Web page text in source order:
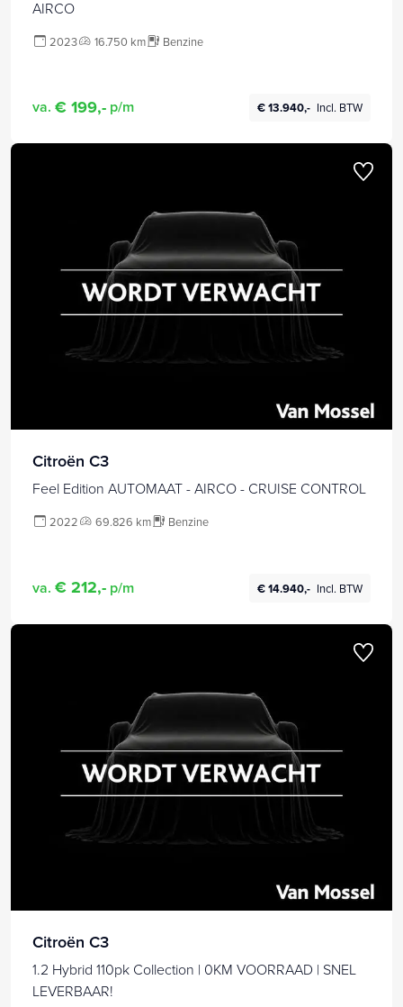
AIRCO
2023 16.750 km Benzine
va. € 199,- p/m € 13.940,- Incl. BTW
Citroën C3
Feel Edition AUTOMAAT - AIRCO - CRUISE CONTROL
2022 69.826 km Benzine
va. € 212,- p/m € 14.940,- Incl. BTW
Citroën C3
1.2 Hybrid 110pk Collection | 0KM VOORRAAD | SNEL
LEVERBAAR!